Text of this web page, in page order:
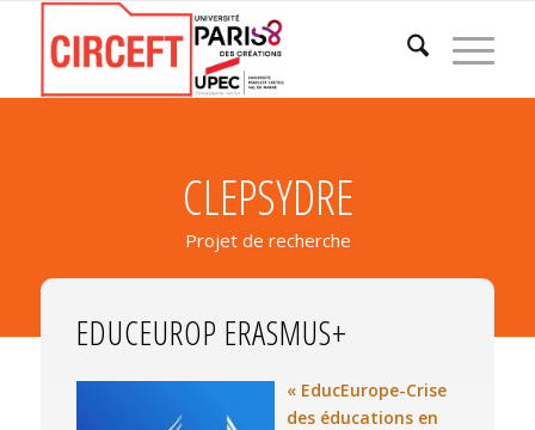
CLEPSYDRE
Projet de recherche
EDUCEUROP ERASMUS+
« EducEurope-Crise
des éducations en